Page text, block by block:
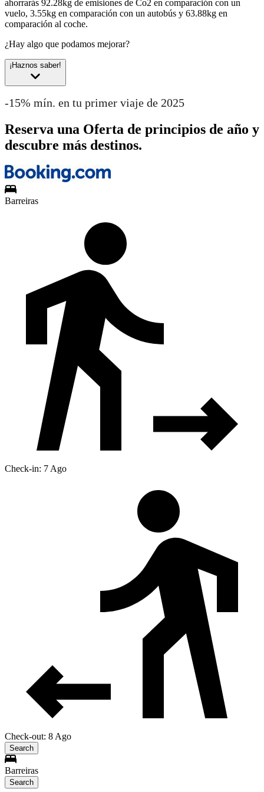
ahorrarás 92.28kg de emisiones de Co2 en comparación con un
vuelo, 3.55kg en comparación con un autobús y 63.88kg en
comparación al coche.
¿Hay algo que podamos mejorar?
¡Haznos saber!
-15% mín. en tu primer viaje de 2025
Reserva una Oferta de principios de año y
descubre más destinos.
Barreiras
Check-in: 7 Ago
Check-out: 8 Ago
Search
Barreiras
Search